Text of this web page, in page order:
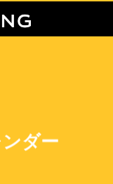
ダー